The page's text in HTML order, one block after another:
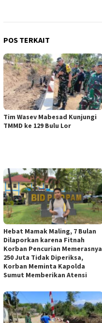
POS TERKAIT
Tim Wasev Mabesad Kunjungi
TMMD ke 129 Bulu Lor
Hebat Mamak Maling, 7 Bulan
Dilaporkan karena Fitnah
Korban Pencurian Memerasnya
250 Juta Tidak Diperiksa,
Korban Meminta Kapolda
Sumut Memberikan Atensi